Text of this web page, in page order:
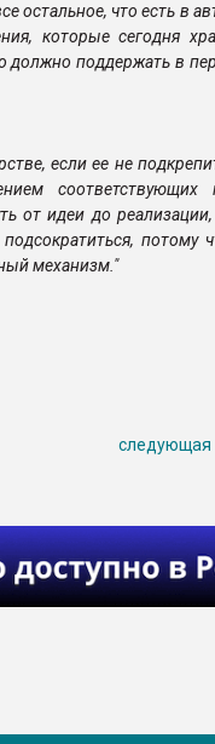
остальное, что есть в
которые сегодня
должно поддержать в
если ее не
соответствующих
от идеи до
потому
механизм."
следующая